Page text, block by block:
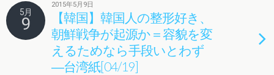
5月
9
2015年5月9日
【韓国】韓国人の整形好き、
朝鮮戦争が起源か＝容貌を変
えるためなら手段いとわず
―台湾紙[04/19]